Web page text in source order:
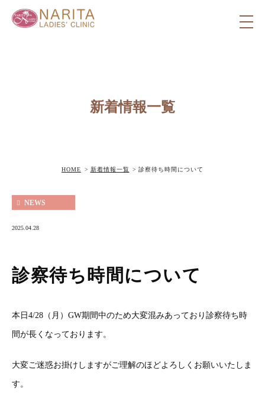
新着情報一覧
HOME 新着情報一覧 診察待ち時間について
NEWS
2025.04.28
診察待ち時間について
本日4/28（月）GW期間中のため大変混みあっており診察待ち時
間が長くなっております。
大変ご迷惑お掛けしますがご理解のほどよろしくお願いいたしま
す。